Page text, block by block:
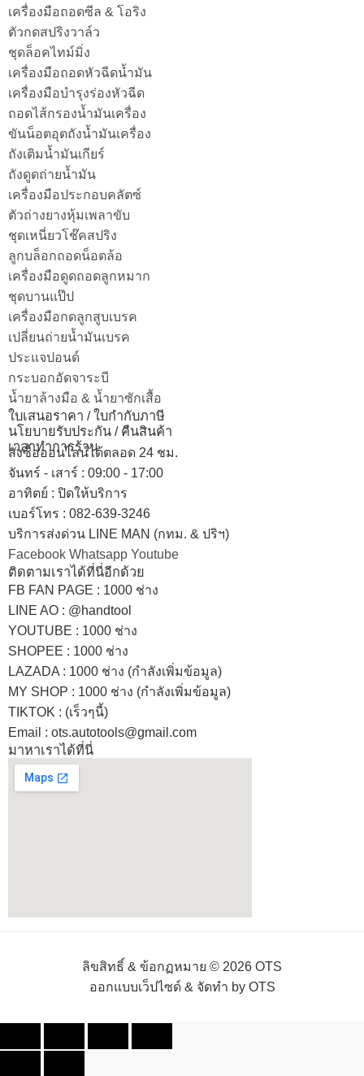
เครื่องมือถอดซีล & โอริง
ตัวกดสปริงวาล์ว
ชุดล็อคไทม์มิ่ง
เครื่องมือถอดหัวฉีดน้ำมัน
เครื่องมือบำรุงร่องหัวฉีด
ถอดไส้กรองน้ำมันเครื่อง
ขันน็อตอุตถังน้ำมันเครื่อง
ถังเติมน้ำมันเกียร์
ถังดูดถ่ายน้ำมัน
เครื่องมือประกอบคลัตซ์
ตัวถ่างยางหุ้มเพลาขับ
ชุดเหนี่ยวโช๊คสปริง
ลูกบล็อกถอดน็อตล้อ
เครื่องมือดูดถอดลูกหมาก
ชุดบานแป๊ป
เครื่องมือกดลูกสูบเบรค
เปลี่ยนถ่ายน้ำมันเบรค
ประแจปอนด์
กระบอกอัดจาระบี
น้ำยาล้างมือ & น้ำยาซักเสื้อ
ใบเสนอราคา / ใบกำกับภาษี
นโยบายรับประกัน / คืนสินค้า
เวลาทำการร้าน
สั่งซื้อออนไลน์ได้ตลอด 24 ชม.
จันทร์ - เสาร์ : 09:00 - 17:00
อาทิตย์ : ปิดให้บริการ
เบอร์โทร : 082-639-3246
บริการส่งด่วน LINE MAN (กทม. & ปริฯ)
Facebook Whatsapp Youtube
ติดตามเราได้ที่นี่อีกด้วย
FB FAN PAGE : 1000 ช่าง
LINE AO : @handtool
YOUTUBE : 1000 ช่าง
SHOPEE : 1000 ช่าง
LAZADA: 1000 ช่าง (กำลังเพิ่มข้อมูล)
MY SHOP : 1000 ช่าง (กำลังเพิ่มข้อมูล)
TIKTOK : (เร็วๆนี้)
Email : ots.autotools@gmail.com
มาหาเราได้ที่นี่
ลิขสิทธิ์ & ข้อกฏหมาย © 2026 OTS
ออกแบบเว็ปไซด์ & จัดทำ by OTS